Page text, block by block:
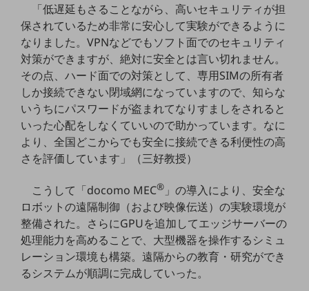
NTTドコモビジネスグループのサステナビリティ
サステナビリティ基本方針
サステナビリティレポート
ダイバーシティ
経営情報
経営情報TOP
電子公告
基礎的電気通信役務損益明細表
採用情報
採用情報TOP
新卒採用
「低遅延もさることながら、高いセキュリティが担
保されているため非常に安心して実験ができるように
なりました。VPNなどでもソフト面でのセキュリティ
対策ができますが、絶対に安全とは言い切れません。
その点、ハード面での対策として、専用SIMの所有者
しか接続できない閉域網になっていますので、知らな
いうちにパスワードが盗まれてなりすましをされると
いった心配をしなくていいので助かっています。なに
より、全国どこからでも安全に接続できる利便性の高
さを評価しています」（三好教授）
こうして「docomo MEC® 」の導入により、安全な
ロボットの遠隔制御（および映像伝送）の実験環境が
整備された。さらにGPUを追加してエッジサーバーの
処理能力を高めることで、大型機器を操作するシミュ
レーション環境も構築。遠隔からの教育・研究ができ
るシステムが順調に完成していった。